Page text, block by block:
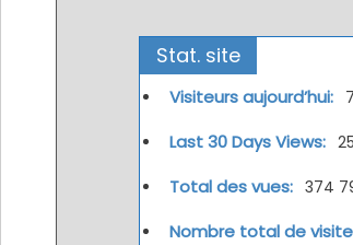
Stat. site
Visiteurs aujourd’hui: 7
Last 30 Days Views:
Total des vues: 374
Nombre total de